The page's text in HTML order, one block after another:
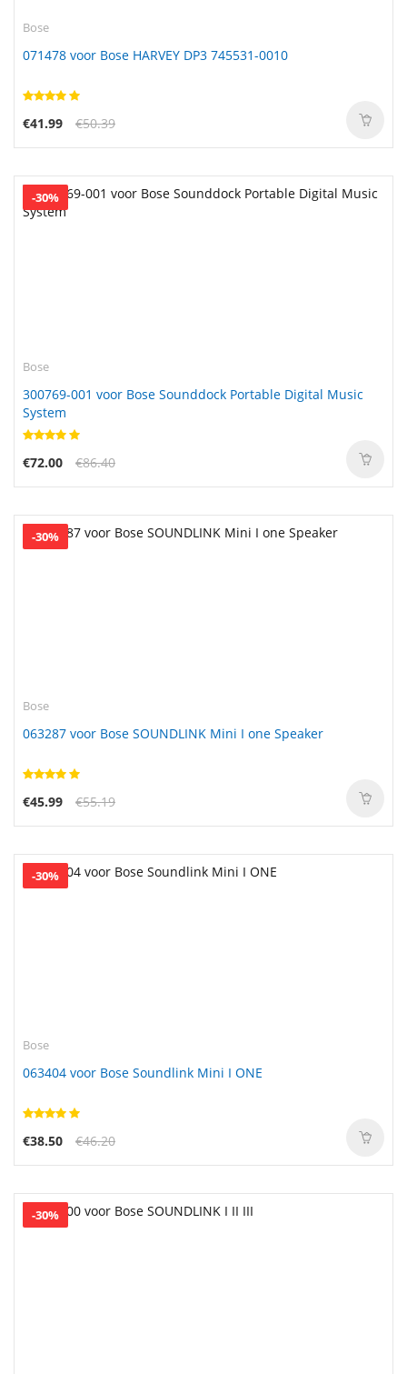
Bose
071478 voor Bose HARVEY DP3 745531-0010
€41.99 €50.39
-30%
Bose
300769-001 voor Bose Sounddock Portable Digital Music
System
€72.00 €86.40
-30%
Bose
063287 voor Bose SOUNDLINK Mini I one Speaker
€45.99 €55.19
-30%
Bose
063404 voor Bose Soundlink Mini I ONE
€38.50 €46.20
-30%